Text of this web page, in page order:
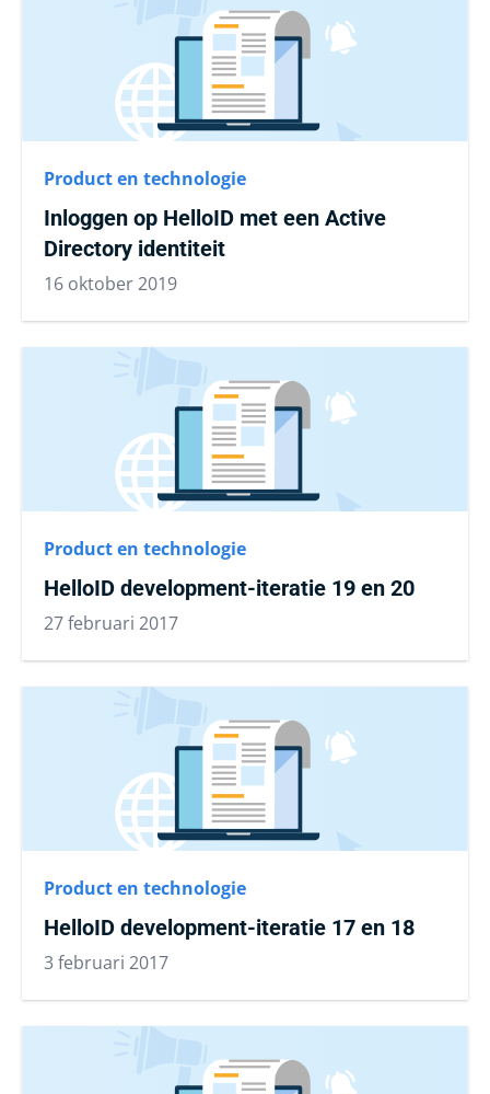
Product en technologie
Inloggen op HelloID met een Active
Directory identiteit
16 oktober 2019
Product en technologie
HelloID development-iteratie 19 en 20
27 februari 2017
Product en technologie
HelloID development-iteratie 17 en 18
3 februari 2017